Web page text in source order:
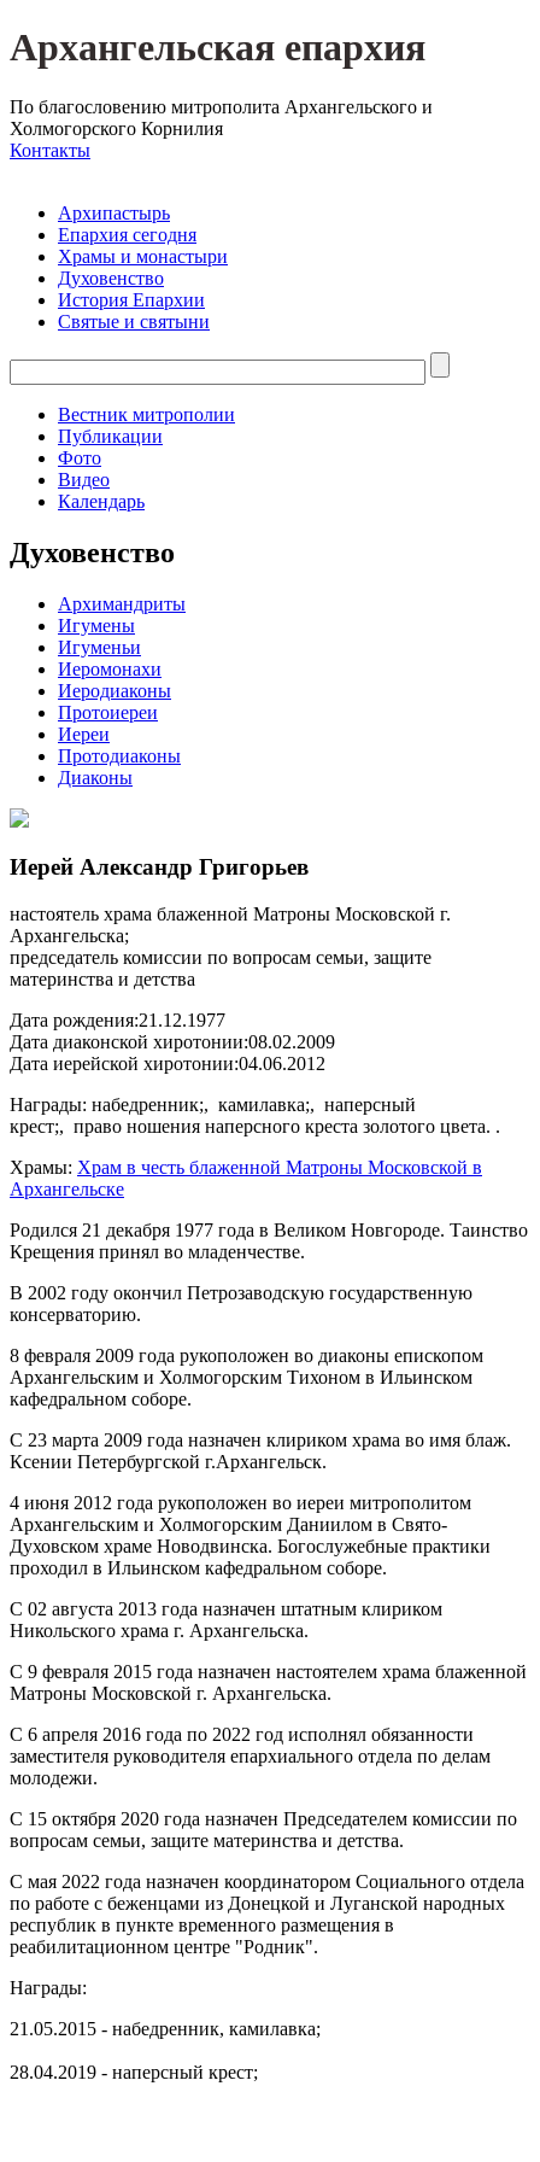
Архангельская епархия
По благословению митрополита Архангельского и
Холмогорского Корнилия
Контакты
Архипастырь
Епархия сегодня
Храмы и монастыри
Духовенство
История Епархии
Святые и святыни
Вестник митрополии
Публикации
Фото
Видео
Календарь
Духовенство
Архимандриты
Игумены
Игуменьи
Иеромонахи
Иеродиаконы
Протоиереи
Иереи
Протодиаконы
Диаконы
Иерей Александр Григорьев
настоятель храма блаженной Матроны Московской г.
Архангельска;
председатель комиссии по вопросам семьи, защите
материнства и детства
Дата рождения:21.12.1977
Дата диаконской хиротонии:08.02.2009
Дата иерейской хиротонии:04.06.2012
Награды: набедренник;, камилавка;, наперсный
крест;, право ношения наперсного креста золотого цвета. .
Храмы: Храм в честь блаженной Матроны Московской в
Архангельске
Родился 21 декабря 1977 года в Великом Новгороде. Таинство
Крещения принял во младенчестве.
В 2002 году окончил Петрозаводскую государственную
консерваторию.
8 февраля 2009 года рукоположен во диаконы епископом
Архангельским и Холмогорским Тихоном в Ильинском
кафедральном соборе.
С 23 марта 2009 года назначен клириком храма во имя блаж.
Ксении Петербургской г.Архангельск.
4 июня 2012 года рукоположен во иереи митрополитом
Архангельским и Холмогорским Даниилом в Свято-
Духовском храме Новодвинска. Богослужебные практики
проходил в Ильинском кафедральном соборе.
С 02 августа 2013 года назначен штатным клириком
Никольского храма г. Архангельска.
С 9 февраля 2015 года назначен настоятелем храма блаженной
Матроны Московской г. Архангельска.
С 6 апреля 2016 года по 2022 год исполнял обязанности
заместителя руководителя епархиального отдела по делам
молодежи.
С 15 октября 2020 года назначен Председателем комиссии по
вопросам семьи, защите материнства и детства.
С мая 2022 года назначен координатором Социального отдела
по работе с беженцами из Донецкой и Луганской народных
республик в пункте временного размещения в
реабилитационном центре "Родник".
Награды:
21.05.2015 - набедренник, камилавка;
28.04.2019 - наперсный крест;